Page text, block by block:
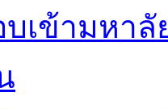
เข้ามหาลั